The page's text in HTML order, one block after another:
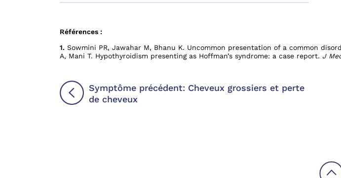
Références :
1. Sowmini PR, Jawahar M, Bhanu K. Uncommon presentation of a common
A, Mani T. Hypothyroidism presenting as Hoffman’s syndrome: a case report. J
Symptôme précédent: Cheveux grossiers et perte
de cheveux